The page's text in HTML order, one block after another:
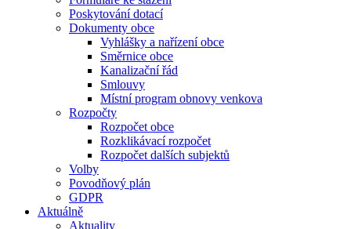
Poskytování dotací
Dokumenty obce
Vyhlášky a nařízení obce
Směrnice obce
Kanalizační řád
Smlouvy
Místní program obnovy venkova
Rozpočty
Rozpočet obce
Rozklikávací rozpočet
Rozpočet dalších subjektů
Volby
Povodňový plán
GDPR
Aktuálně
Aktuality